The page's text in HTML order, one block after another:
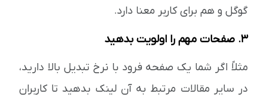
گوگل و هم برای کاربر معنا دارد.
3. صفحات مهم را اولویت بدهید
مثلاً اگر شما یک صفحه فرود با نرخ تبدیل بالا دارید،
در سایر مقالات مرتبط به آن لینک بدهید تا کاربران